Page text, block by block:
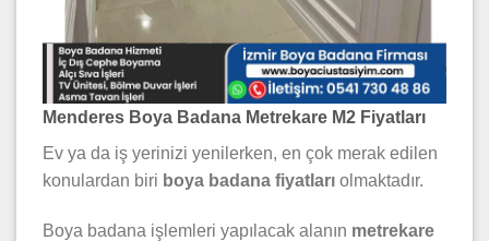
Menderes Boya Badana Metrekare M2 Fiyatları
Ev ya da iş yerinizi yenilerken, en çok merak edilen
konulardan biri boya badana fiyatları olmaktadır.
Boya badana işlemleri yapılacak alanın metrekare